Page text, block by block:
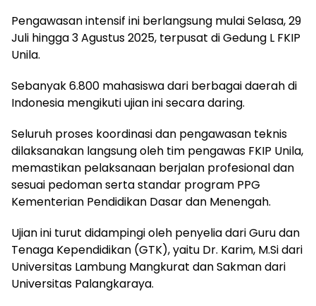
Pengawasan intensif ini berlangsung mulai Selasa, 29
Juli hingga 3 Agustus 2025, terpusat di Gedung L FKIP
Unila.
Sebanyak 6.800 mahasiswa dari berbagai daerah di
Indonesia mengikuti ujian ini secara daring.
Seluruh proses koordinasi dan pengawasan teknis
dilaksanakan langsung oleh tim pengawas FKIP Unila,
memastikan pelaksanaan berjalan profesional dan
sesuai pedoman serta standar program PPG
Kementerian Pendidikan Dasar dan Menengah.
Ujian ini turut didampingi oleh penyelia dari Guru dan
Tenaga Kependidikan (GTK), yaitu Dr. Karim, M.Si dari
Universitas Lambung Mangkurat dan Sakman dari
Universitas Palangkaraya.